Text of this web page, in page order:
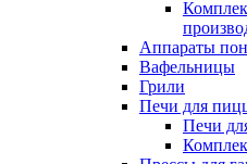
Аппараты
Вафельницы
Грили
Печи для
Печи